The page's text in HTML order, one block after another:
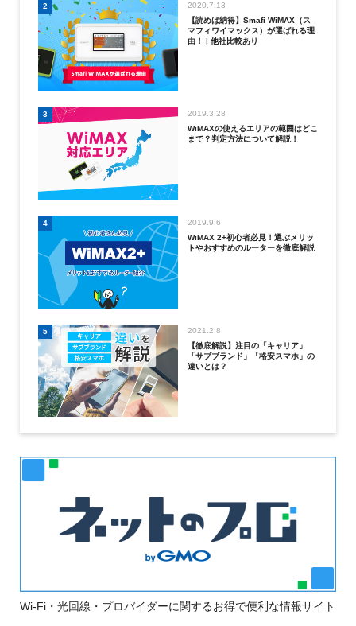
2
2020.7.13
【読めば納得】Smafi WiMAX（ス
マフィワイマックス）が選ばれる理
由！ | 他社比較あり
3
2019.3.28
WiMAXの使えるエリアの範囲はどこ
まで？判定方法について解説！
4
2019.9.6
WiMAX 2+初心者必見！選ぶメリッ
トやおすすめのルーターを徹底解説
5
2021.2.8
【徹底解説】注目の「キャリア」
「サブブランド」「格安スマホ」の
違いとは？
Wi-Fi・光回線・プロバイダーに関するお得で便利な情報サイト